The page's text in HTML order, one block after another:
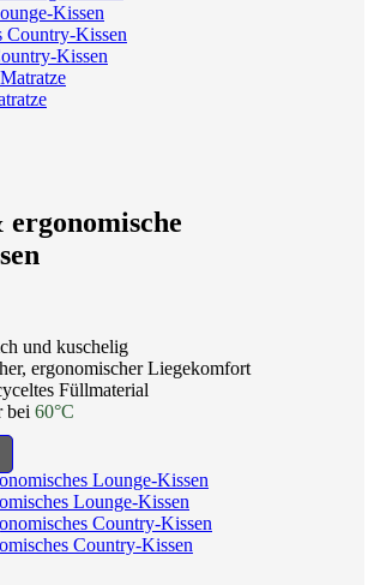
Kissen
Kissen
und kuschelig
ergonomischer Liegekomfort
Füllmaterial
bei 60°C
Lounge-Kissen
Country-Kissen